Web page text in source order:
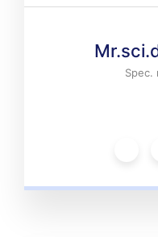
Spec.